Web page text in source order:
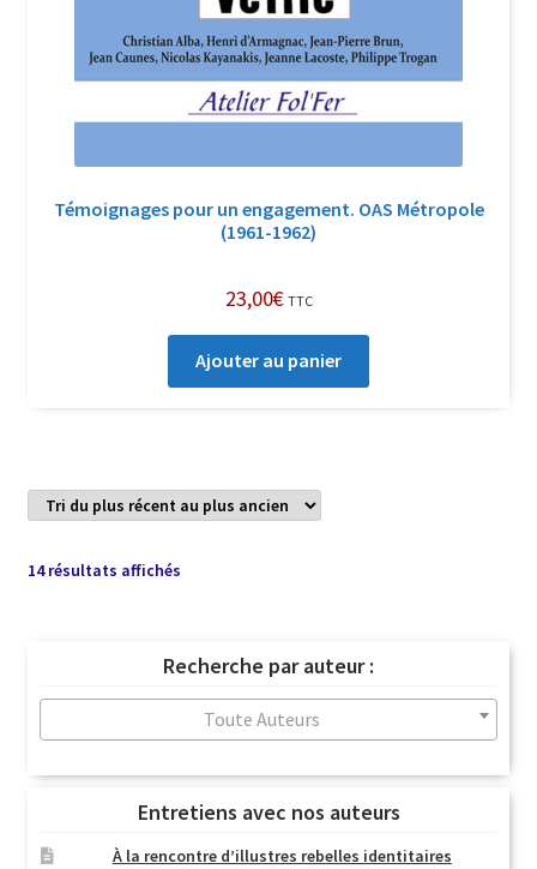
Témoignages pour un en­ga­gement. OAS Métropole
(1961-1962)
23,00€ TTC
Ajouter au panier
14 résultats affichésTrié
au
plus
ancien
Recherche par auteur :
Toute Auteurs
Entretiens avec nos auteurs
À la rencontre d’illustres rebelles identitaires